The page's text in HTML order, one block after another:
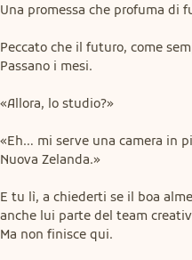
Una promessa che profuma di
Peccato che il futuro, come
Passano i mesi.
«Allora, lo studio?»
«Eh… mi serve una camera in
Nuova Zelanda.»
E tu lì, a chiederti se il boa
anche lui parte del team
Ma non finisce qui.